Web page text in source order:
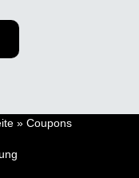
» Coupons